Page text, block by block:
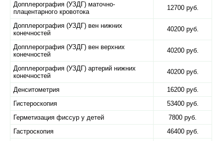
Допплерография (УЗДГ) маточно-
плацентарного кровотока
12700 руб.
Допплерография (УЗДГ) вен нижних
конечностей
40200 руб.
Допплерография (УЗДГ) вен верхних
конечностей
40200 руб.
Допплерография (УЗДГ) артерий нижних
конечностей
40200 руб.
Денситометрия
16200 руб.
Гистероскопия
53400 руб.
Герметизация фиссур у детей
7800 руб.
Гастроскопия
46400 руб.